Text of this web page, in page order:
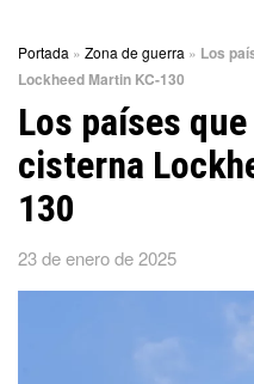
Portada » Zona de guerra » Los
Lockheed Martin KC-130
Los países
cisterna
130
23 de enero de 2025